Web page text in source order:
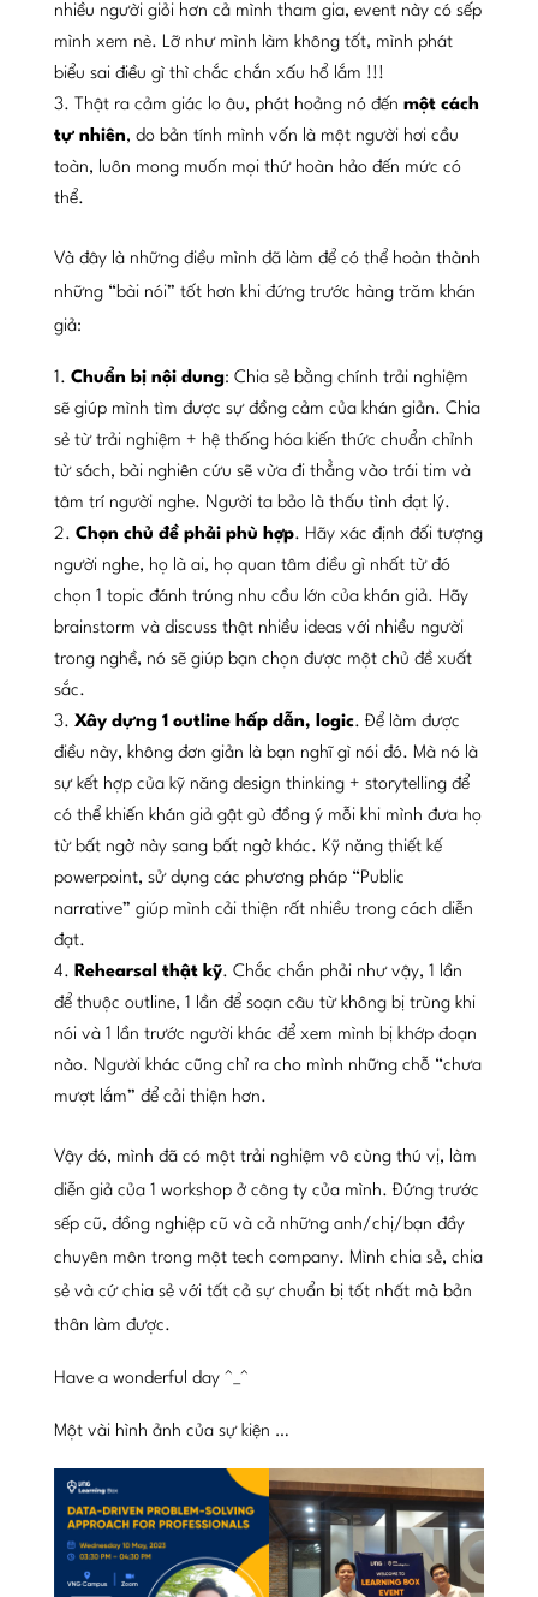
nhiều người giỏi hơn cả mình tham gia, event này có sếp
mình xem nè. Lỡ như mình làm không tốt, mình phát
biểu sai điều gì thì chắc chắn xấu hổ lắm !!!
Thật ra cảm giác lo âu, phát hoảng nó đến một cách
tự nhiên, do bản tính mình vốn là một người hơi cầu
toàn, luôn mong muốn mọi thứ hoàn hảo đến mức có
thể.
Và đây là những điều mình đã làm để có thể hoàn thành
những “bài nói” tốt hơn khi đứng trước hàng trăm khán
giả:
Chuẩn bị nội dung: Chia sẻ bằng chính trải nghiệm
sẽ giúp mình tìm được sự đồng cảm của khán giản. Chia
sẻ từ trải nghiệm + hệ thống hóa kiến thức chuẩn chỉnh
từ sách, bài nghiên cứu sẽ vừa đi thẳng vào trái tim và
tâm trí người nghe. Người ta bảo là thấu tình đạt lý.
Chọn chủ đề phải phù hợp. Hãy xác định đối tượng
người nghe, họ là ai, họ quan tâm điều gì nhất từ đó
chọn 1 topic đánh trúng nhu cầu lớn của khán giả. Hãy
brainstorm và discuss thật nhiều ideas với nhiều người
trong nghề, nó sẽ giúp bạn chọn được một chủ đề xuất
sắc.
Xây dựng 1 outline hấp dẫn, logic. Để làm được
điều này, không đơn giản là bạn nghĩ gì nói đó. Mà nó là
sự kết hợp của kỹ năng design thinking + storytelling để
có thể khiến khán giả gật gù đồng ý mỗi khi mình đưa họ
từ bất ngờ này sang bất ngờ khác. Kỹ năng thiết kế
powerpoint, sử dụng các phương pháp “Public
narrative” giúp mình cải thiện rất nhiều trong cách diễn
đạt.
Rehearsal thật kỹ. Chắc chắn phải như vậy, 1 lần
để thuộc outline, 1 lần để soạn câu từ không bị trùng khi
nói và 1 lần trước người khác để xem mình bị khớp đoạn
nào. Người khác cũng chỉ ra cho mình những chỗ “chưa
mượt lắm” để cải thiện hơn.
Vậy đó, mình đã có một trải nghiệm vô cùng thú vị, làm
diễn giả của 1 workshop ở công ty của mình. Đứng trước
sếp cũ, đồng nghiệp cũ và cả những anh/chị/bạn đầy
chuyên môn trong một tech company. Mình chia sẻ, chia
sẻ và cứ chia sẻ với tất cả sự chuẩn bị tốt nhất mà bản
thân làm được.
Have a wonderful day ^_^
Một vài hình ảnh của sự kiện …